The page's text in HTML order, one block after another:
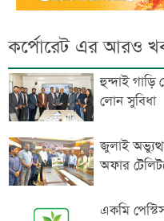
কর্পোরেট এর আরও
হুন্দাই গাড়ি
লোন সুবিধা
জুলাই
অফার
একমি